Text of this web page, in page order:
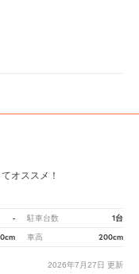
オススメ！
- 駐車台数 1台
車高 200cm
2026年7月27日 更新